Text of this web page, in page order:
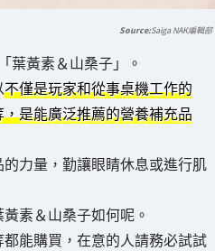
Saiga NAK編輯部
葉黃素＆山桑子」。
不僅是玩家和從事桌機工作的
是能廣泛推薦的營養補充品
力量，勤讓眼睛休息或進行肌
素＆山桑子如何呢。
能購買，在意的人請務必試試